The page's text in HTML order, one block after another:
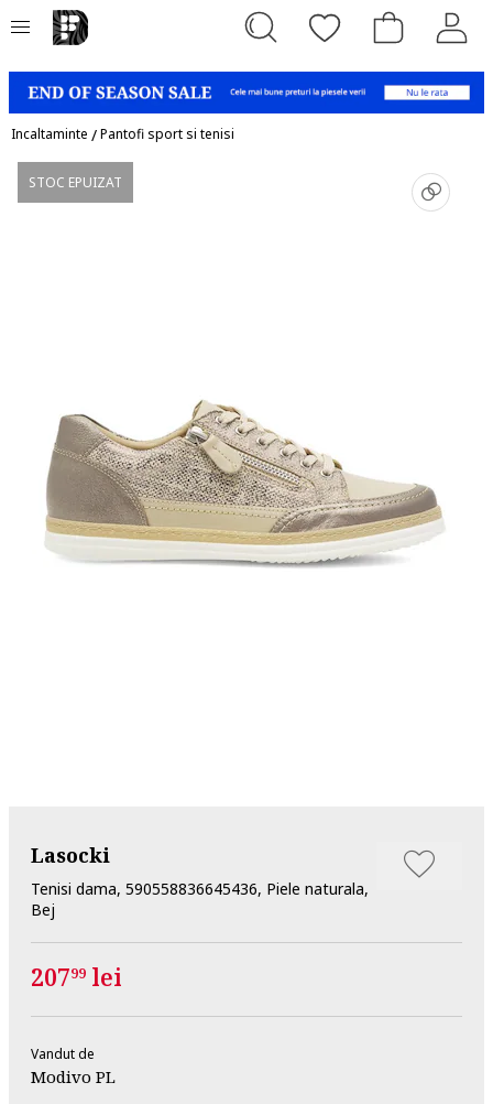
Incaltaminte /Pantofi sport si tenisi
STOC EPUIZAT
Lasocki
Tenisi dama, 590558836645436, Piele naturala,
Bej
20799 lei
Vandut de
Modivo PL